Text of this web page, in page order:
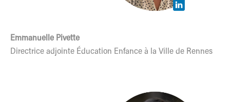
Emmanuelle Pivette
Directrice adjointe Éducation Enfance à la Ville de Rennes